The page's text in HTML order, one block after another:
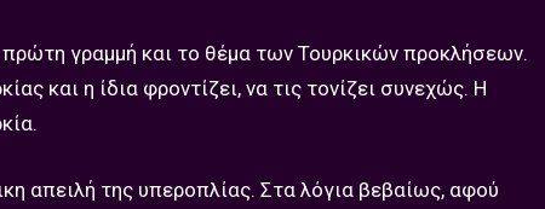
γραμμή και το θέμα των Τουρκικών προκλήσεων.
και η ίδια φροντίζει, να τις τονίζει συνεχώς. Η
απειλή της υπεροπλίας. Στα λόγια βεβαίως, αφού